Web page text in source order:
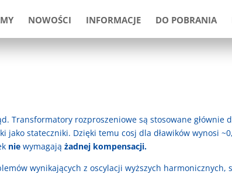
NOWOŚCI INFORMACJE DO POBRANIA
Transformatory rozproszeniowe są stosowane głównie
jako stateczniki. Dzięki temu cosj dla dławików wynosi
niewymagajążadnej kompensacji.
wynikających z oscylacji wyższych harmonicznych,